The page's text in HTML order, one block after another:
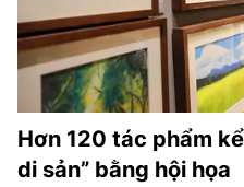
Hơn 120 tác phẩm
di sản” bằng hội họa